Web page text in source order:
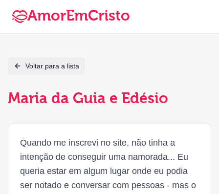
AmorEmCristo
Voltar para a lista
Maria da Guia e Edésio
Quando me inscrevi no site, não tinha a
intenção de conseguir uma namorada... Eu
queria estar em algum lugar onde eu podia
ser notado e conversar com pessoas - mas o